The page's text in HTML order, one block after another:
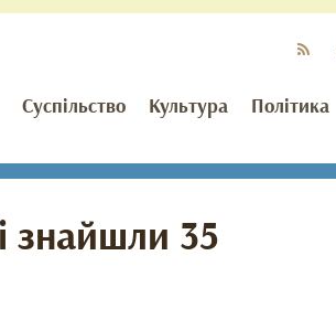
Суспільство Культура Політика
знайшли 35